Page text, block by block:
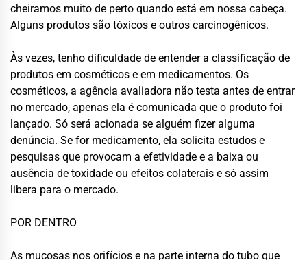
cheiramos muito de perto quando está em nossa cabeça.
Alguns produtos são tóxicos e outros carcinogênicos.
Às vezes, tenho dificuldade de entender a classificação de
produtos em cosméticos e em medicamentos. Os
cosméticos, a agência avaliadora não testa antes de entrar
no mercado, apenas ela é comunicada que o produto foi
lançado. Só será acionada se alguém fizer alguma
denúncia. Se for medicamento, ela solicita estudos e
pesquisas que provocam a efetividade e a baixa ou
ausência de toxidade ou efeitos colaterais e só assim
libera para o mercado.
POR DENTRO
As mucosas nos orifícios e na parte interna do tubo que